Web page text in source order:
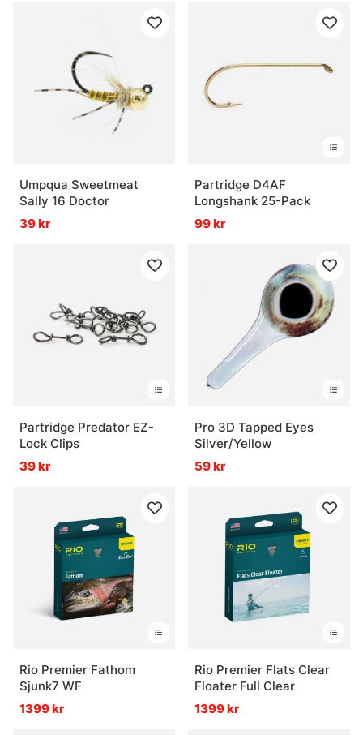
Vad är vinterfiske?
Umpqua Sweetmeat
Sally 16 Doctor
39 kr
Partridge D4AF
Longshank 25-Pack
99 kr
Partridge Predator EZ-
Lock Clips
39 kr
Pro 3D Tapped Eyes
Silver/Yellow
59 kr
Rio Premier Fathom
Sjunk7 WF
1399 kr
Rio Premier Flats Clear
Floater Full Clear
1399 kr